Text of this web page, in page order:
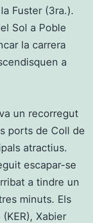
Fuster (3ra.).
Sol a Poble
la carrera
a
un recorregut
ports de Coll de
atractius.
escapar-se
a tindre un
minuts. Els
Xabier